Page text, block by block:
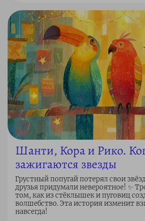
Шанти, Кора и Рико.
зажигаются звезды
Грустный попугай потерял свои
друзья придумали невероятное! ✨
том, как из стёклышек и пуговиц
волшебство. Эта история изменит
навсегда!